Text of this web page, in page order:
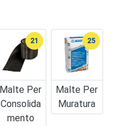
Malte Per
Consolida
Mento
21
Malte Per
Muratura
25